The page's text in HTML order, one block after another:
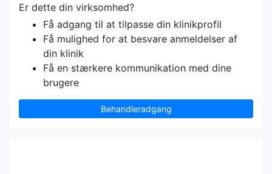
Er dette din virksomhed?
Få adgang til at tilpasse din klinikprofil
Få mulighed for at besvare anmeldelser af
din klinik
Få en stærkere kommunikation med dine
brugere
Behandleradgang